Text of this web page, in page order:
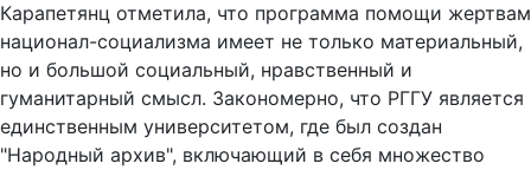
Карапетянц отметила, что программа помощи жертвам
национал-социализма имеет не только материальный,
но и большой социальный, нравственный и
гуманитарный смысл. Закономерно, что РГГУ является
единственным университетом, где был создан
"Народный архив", включающий в себя множество